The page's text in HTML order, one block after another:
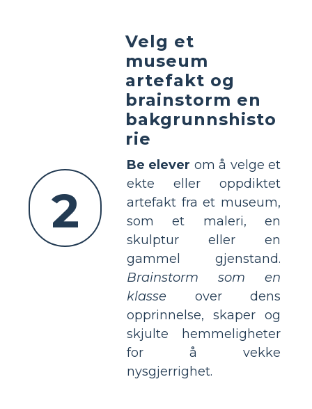
2
Velg et
museum
artefakt og
brainstorm en
bakgrunnshisto
rie
Be elever om å velge et
ekte eller oppdiktet
artefakt fra et museum,
som et maleri, en
skulptur eller en
gammel gjenstand.
Brainstorm som en
klasse over dens
opprinnelse, skaper og
skjulte hemmeligheter
for å vekke
nysgjerrighet.